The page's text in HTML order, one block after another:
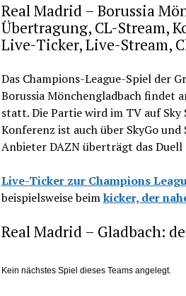
Real Madrid – Borussia
Übertragung, CL-Stream,
Live-Ticker, Live-Stream,
Das Champions-League-Spiel der
Borussia Mönchengladbach findet
statt. Die Partie wird im TV auf
Konferenz ist auch über SkyGo
Anbieter DAZN überträgt das Duell
Live-Ticker zur Champions
beispielsweise beimkicker, der
Real Madrid – Gladbach: